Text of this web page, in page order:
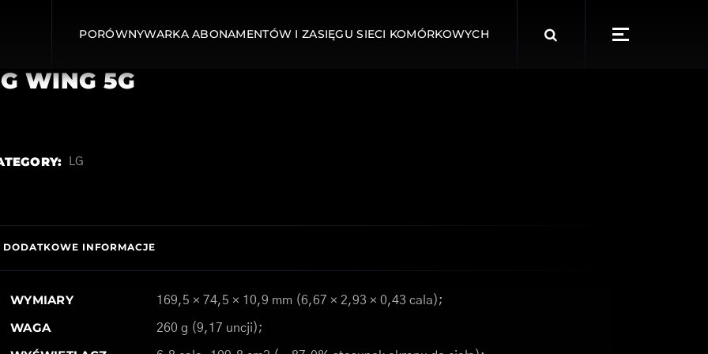
PORÓWNYWARKA ABONAMENTÓW I ZASIĘGU SIECI KOMÓRKOWYCH
for:
WING 5G
LG
DODATKOWE INFORMACJE
WYMIARY 169,5 × 74,5 × 10,9 mm (6,67 × 2,93 × 0,43 cala);
WAGA 260 g (9,17 uncji);